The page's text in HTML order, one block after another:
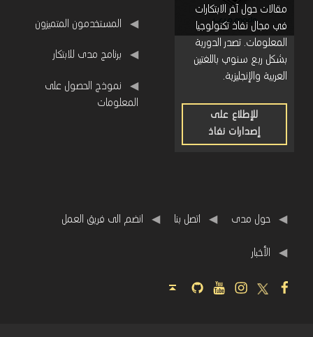
مقالات حول آخر الابتكارات
في مجال نفاذ تكنولوجيا
المعلومات. تصدر الدورية
بشكل ربع سنوي باللغتين
العربية والإنجليزية.
للإطلاع على
إصدارات نفاذ
المستخدمون المتميزون
برنامج مدى للابتكار
نموذج الحصول على
المعلومات
حول مدى اتصل بنا انضم الى فريق العمل
اﻷخبار